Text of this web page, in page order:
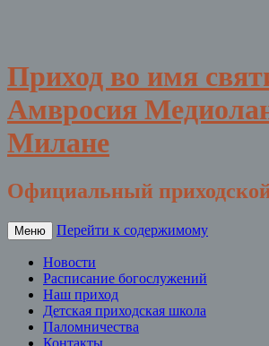
Приход во имя
Амвросия
Милане
Официальный
Меню Перейти к содержимому
Новости
Расписание богослужений
Наш приход
Детская приходская школа
Паломничества
Контакты